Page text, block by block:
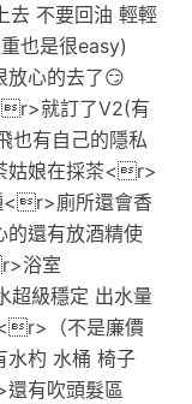
不要回油 輕輕
也是很easy)
心的去了😏
就訂了V2(有
也有自己的隱私
姑娘在採茶<r>
<r>廁所還會香
還有放酒精使
浴室
超級穩定 出水量
（不是廉價
杓 水桶 椅子
有吹頭髮區